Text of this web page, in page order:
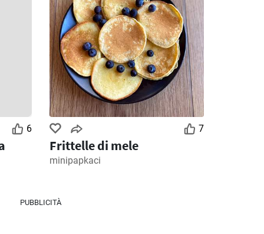
Giorni rimanenti: 2
MD Discount volantino
28/07/2026 - 09/08/2026
Giorni rimanenti: 5
Ipercoop volantino
30/07/2026 - 12/08/2026
6 7
Frittelle di mele
minipapkaci
PUBBLICITÀ